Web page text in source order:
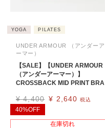
YOGA PILATES
UNDER ARMOUR （アンダーア
ーマー）
【SALE】【UNDER ARMOUR
（アンダーアーマー）】
CROSSBACK MID PRINT BRA
¥ 4,400 ¥ 2,640 税込
40%OFF
在庫切れ